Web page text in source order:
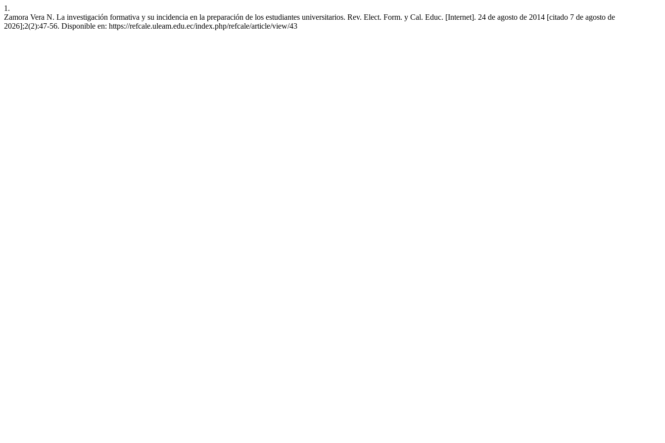
1.
Zamora Vera N. La investigación formativa y su incidencia en la preparación de los estudiantes universitarios. Rev. Elect. Form. y Cal. Educ. [Internet]. 24 de agosto de 2014 [citado 7 de agosto de
2026];2(2):47-56. Disponible en: https://refcale.uleam.edu.ec/index.php/refcale/article/view/43